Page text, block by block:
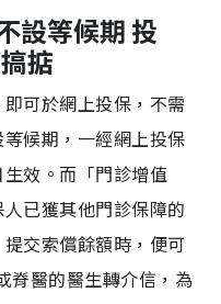
設等候期 投
掂
可於網上投保，不需
候期，一經網上投保
效。而「門診增值
已獲其他門診保障的
交索償餘額時，便可
脊醫的醫生轉介信，為